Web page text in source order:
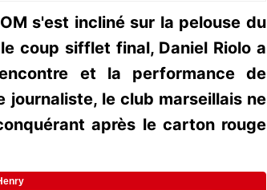
s'est incliné sur la pelouse du
coup sifflet final, Daniel Riolo a
et la performance de
journaliste, le club marseillais ne
après le carton rouge